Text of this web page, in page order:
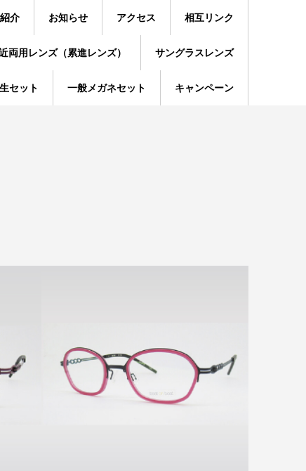
介 お知らせ アクセス 相互リンク
両用レンズ（累進レンズ） サングラスレンズ
セット 一般メガネセット キャンペーン